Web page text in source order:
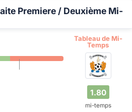
Premiere / Deuxième Mi-
Tableau de Mi-
Temps
1.80
mi-temps